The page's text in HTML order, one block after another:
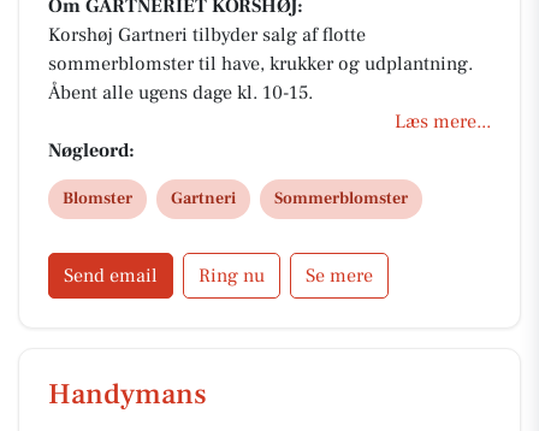
Om GARTNERIET KORSHØJ:
Korshøj Gartneri tilbyder salg af flotte
sommerblomster til have, krukker og udplantning.
Åbent alle ugens dage kl. 10-15.
Læs mere...
Nøgleord:
Blomster Gartneri Sommerblomster
Send email Ring nu Se mere
Handymans